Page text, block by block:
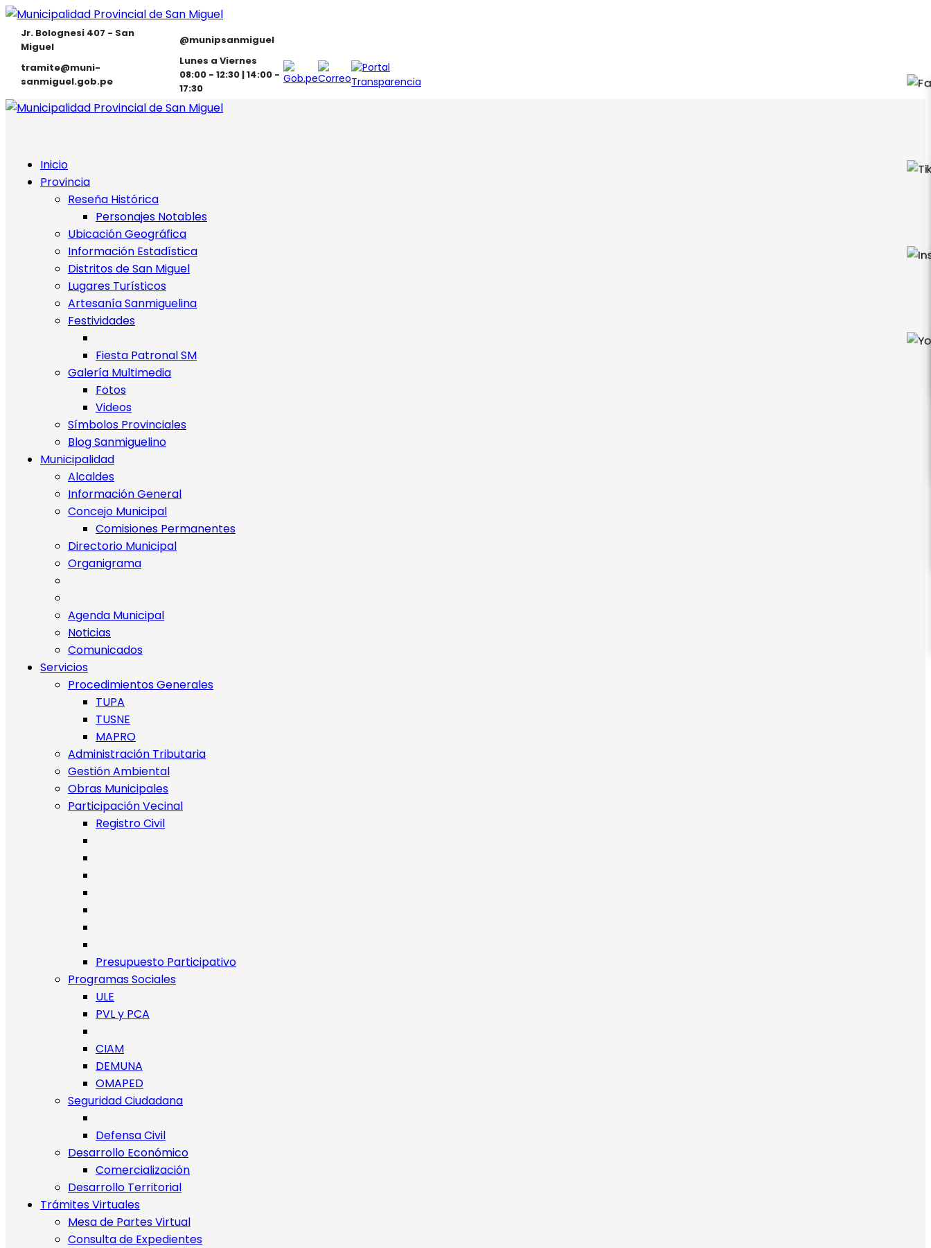
Jr. Bolognesi 407 - San
Miguel
@munipsanmiguel
tramite@muni-
sanmiguel.gob.pe
Lunes a Viernes
08:00 - 12:30 | 14:00 -
17:30
Inicio
Provincia
Reseña Histórica
Personajes Notables
Ubicación Geográfica
Información Estadística
Distritos de San Miguel
Lugares Turísticos
Artesanía Sanmiguelina
Festividades
Fiesta Patronal SM
Galería Multimedia
Fotos
Videos
Símbolos Provinciales
Blog Sanmiguelino
Municipalidad
Alcaldes
Información General
Concejo Municipal
Comisiones Permanentes
Directorio Municipal
Organigrama
Agenda Municipal
Noticias
Comunicados
Servicios
Procedimientos Generales
TUPA
TUSNE
MAPRO
Administración Tributaria
Gestión Ambiental
Obras Municipales
Participación Vecinal
Registro Civil
Presupuesto Participativo
Programas Sociales
ULE
PVL y PCA
CIAM
DEMUNA
OMAPED
Seguridad Ciudadana
Defensa Civil
Desarrollo Económico
Comercialización
Desarrollo Territorial
Trámites Virtuales
Mesa de Partes Virtual
Consulta de Expedientes